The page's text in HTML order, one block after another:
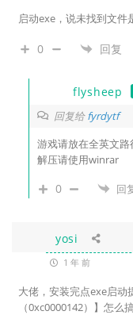
启动exe，说未找到文件
0 回复
flysheep
回复给fyrdytf
游戏请放在全英文路
解压请使用winrar
0 回
yosi
1 年 前
大佬，安装完点exe启动
（0xc0000142）】怎么